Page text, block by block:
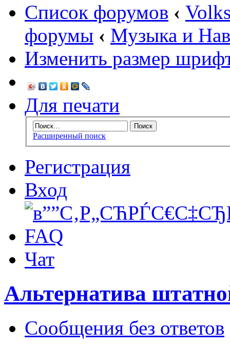
Список форумов ‹
форумы ‹ Музыка и
Изменить размер
Для печати
Расширенный поиск
Регистрация
Вход
FAQ
Чат
Альтернатива
Сообщения без ответов